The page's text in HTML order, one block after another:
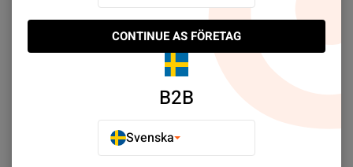
CONTINUE AS FÖRETAG
B2B
Svenska